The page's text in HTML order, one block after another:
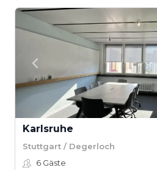
Karlsruhe
Stuttgart / Degerloch
6 Gäste